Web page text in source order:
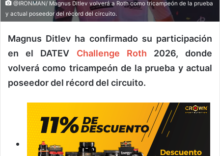
@IRONMAN/ Magnus Ditlev volverá a Roth como tricampeón de la prueba
y actual poseedor del récord del circuito.
Magnus Ditlev ha confirmado su participación
en el DATEV Challenge Roth 2026, donde
volverá como tricampeón de la prueba y actual
poseedor del récord del circuito.